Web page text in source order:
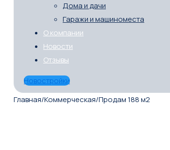
Дома и дачи
Гаражи и машиноместа
О компании
Новости
Отзывы
Новостройки
Главная/Коммерческая/Продам 188 м2